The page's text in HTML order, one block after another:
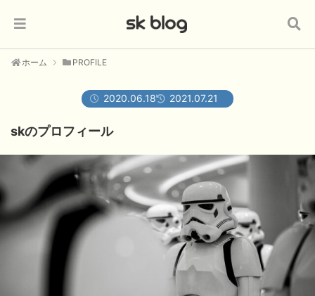
ホーム PROFILE
2020.06.18 2021.07.21
skのプロフィール